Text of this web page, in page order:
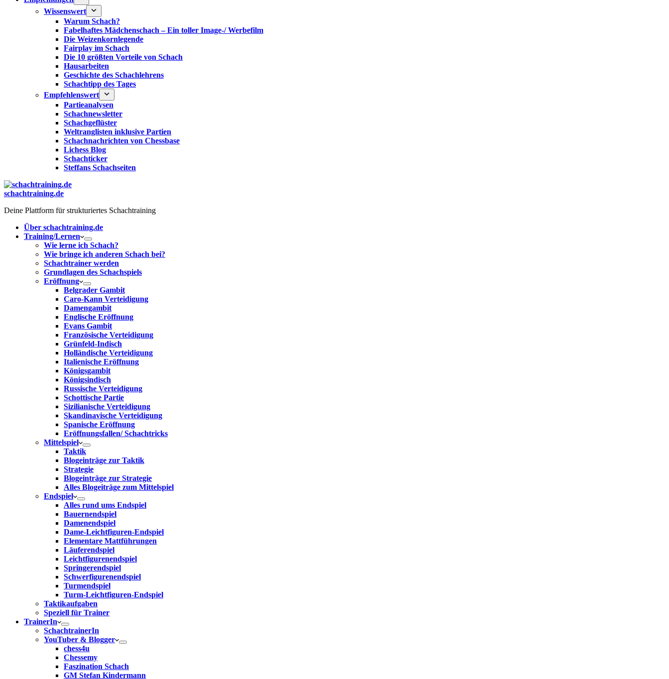
Wissenswert
Warum Schach?
Fabelhaftes Mädchenschach – Ein toller Image-/ Werbefilm
Die Weizenkornlegende
Fairplay im Schach
Die 10 größten Vorteile von Schach‎
Hausarbeiten
Geschichte des Schachlehrens
Schachtipp des Tages
Empfehlenswert
Partieanalysen
Schachnewsletter
Schachgeflüster
Weltranglisten inklusive Partien
Schachnachrichten von Chessbase
Lichess Blog
Schachticker
Steffans Schachseiten
schachtraining.de
Deine Plattform für strukturiertes Schachtraining
Über schachtraining.de
Training/Lernen
Wie lerne ich Schach?
Wie bringe ich anderen Schach bei?
Schachtrainer werden
Grundlagen des Schachspiels
Eröffnung
Belgrader Gambit
Caro-Kann Verteidigung
Damengambit
Englische Eröffnung
Evans Gambit
Französische Verteidigung
Grünfeld-Indisch
Holländische Verteidigung
Italienische Eröffnung
Königsgambit
Königsindisch
Russische Verteidigung
Schottische Partie
Sizilianische Verteidigung
Skandinavische Verteidigung
Spanische Eröffnung
Eröffnungsfallen/ Schachtricks
Mittelspiel
Taktik
Blogeinträge zur Taktik
Strategie
Blogeinträge zur Strategie
Alles Blogeiträge zum Mittelspiel
Endspiel
Alles rund ums Endspiel
Bauernendspiel
Damenendspiel
Dame-Leichtfiguren-Endspiel
Elementare Mattführungen
Läuferendspiel
Leichtfigurenendspiel
Springerendspiel
Schwerfigurenendspiel
Turmendspiel
Turm-Leichtfiguren-Endspiel
Taktikaufgaben
Speziell für Trainer
TrainerIn
SchachtrainerIn
YouTuber & Blogger
chess4u
Chessemy
Faszination Schach
GM Stefan Kindermann